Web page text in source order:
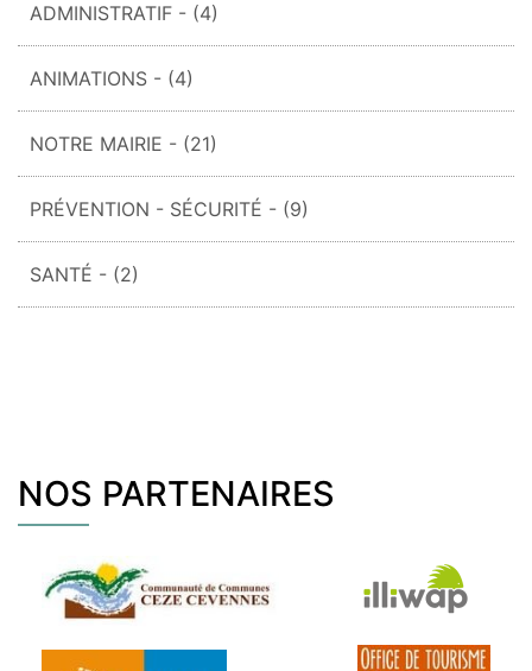
ADMINISTRATIF - (4)
ANIMATIONS - (4)
NOTRE MAIRIE - (21)
PRÉVENTION - SÉCURITÉ - (9)
SANTÉ - (2)
NOS PARTENAIRES